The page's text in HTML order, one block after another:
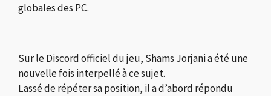
globales des PC.
Sur le Discord officiel du jeu, Shams Jorjani a été une
nouvelle fois interpellé à ce sujet.
Lassé de répéter sa position, il a d’abord répondu